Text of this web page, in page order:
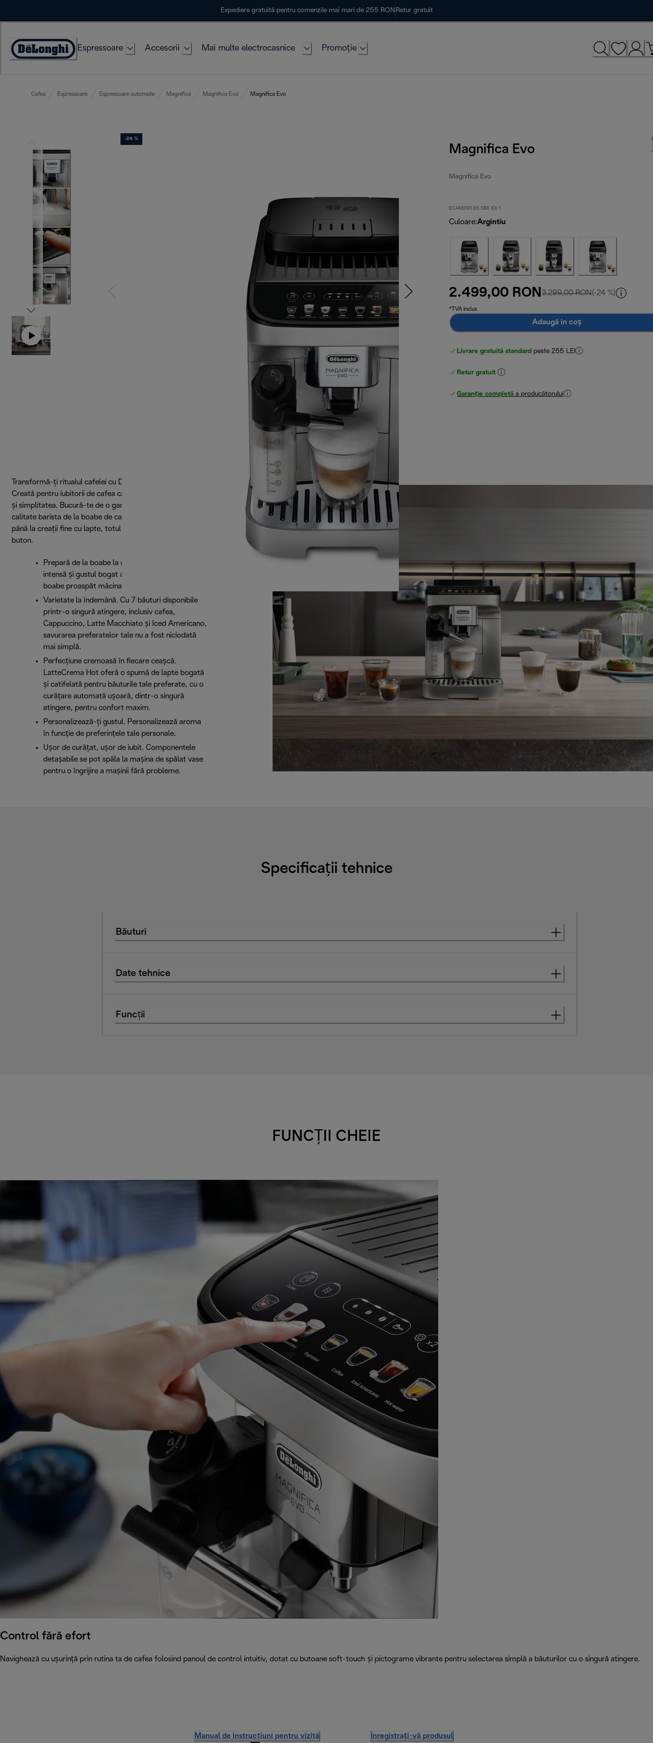
Expediere gratuită pentru comenzile mai mari de 255 RON Retur gratuit
Accessibility
Espressoare Accesorii Mai multe electrocasnice Promoție
Cafea Espressoare Espressoare automate Magnifica Magnifica Evo Magnifica Evo
-24 %
Magnifica Evo
Magnifica Evo
ECAM290.85.SBX EX:1
Culoare:Argintiu
2.499,00 RON3.299,00 RONpreț inițial
(-24 %)
*TVA inclus
Adaugă în coș
Livrare gratuită standard peste 255 LEI
Retur gratuit
Garanție completă a producătorului
Transformă-ți ritualul cafelei cu De’Longhi Magnifica Evo.
Creată pentru iubitorii de cafea care apreciază varietatea
și simplitatea. Bucură-te de o gamă variată de băuturi de
calitate barista de la boabe de cafea proaspăt măcinate
până la creații fine cu lapte, totul la o simplă atingere de
buton.
Prepară de la boabe la ceașcă. Savurează aroma
intensă și gustul bogat al cafelei obținute din
boabe proaspăt măcinate, de fiecare dată.
Varietate la îndemână. Cu 7 băuturi disponibile
printr-o singură atingere, inclusiv cafea,
Cappuccino, Latte Macchiato și Iced Americano,
savurarea preferatelor tale nu a fost niciodată
mai simplă.
Perfecțiune cremoasă în fiecare ceașcă.
LatteCrema Hot oferă o spumă de lapte bogată
și catifelată pentru băuturile tale preferate, cu o
curățare automată ușoară, dintr-o singură
atingere, pentru confort maxim.
Personalizează-ți gustul. Personalizează aroma
în funcție de preferințele tale personale.
Ușor de curățat, ușor de iubit. Componentele
detașabile se pot spăla la mașina de spălat vase
pentru o îngrijire a mașinii fără probleme.
Specificații tehnice
Băuturi
Date tehnice
Funcții
FUNCȚII CHEIE
Control fără efort
Navighează cu ușurință prin rutina ta de cafea folosind panoul de control intuitiv, dotat cu butoane soft-touch și pictograme vibrante pentru selectarea simplă a băuturilor cu o singură atingere.
Manual de instrucțiuni pentru vizită Înregistrați-vă produsul